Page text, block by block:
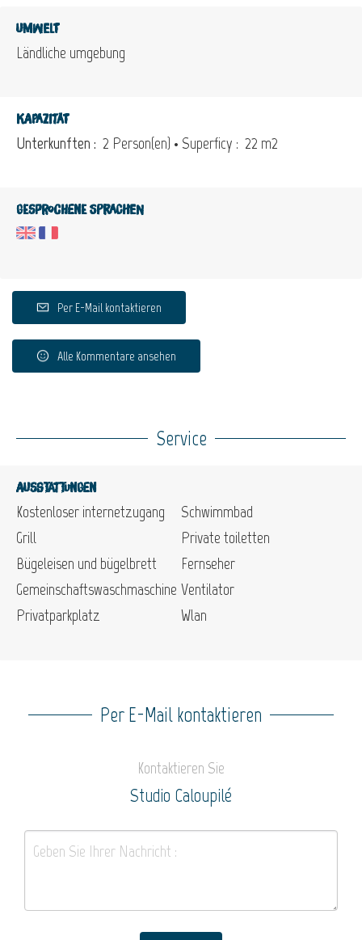
Umwelt
Ländliche umgebung
Kapazität
Unterkunften : 2 Person(en) • Superficy : 22 m2
Gesprochene Sprachen
Per E-Mail kontaktieren
Alle Kommentare ansehen
Service
Ausstattungen
Kostenloser internetzugang
Grill
Bügeleisen und bügelbrett
Gemeinschaftswaschmaschine
Privatparkplatz
Schwimmbad
Private toiletten
Fernseher
Ventilator
Wlan
Per E-Mail kontaktieren
Kontaktieren Sie
Studio Caloupilé